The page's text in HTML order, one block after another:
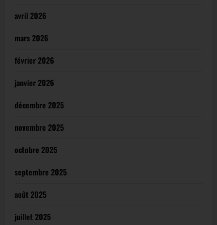
avril 2026
mars 2026
février 2026
janvier 2026
décembre 2025
novembre 2025
octobre 2025
septembre 2025
août 2025
juillet 2025